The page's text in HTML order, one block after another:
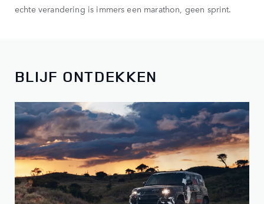
echte verandering is immers een marathon, geen sprint.
BLIJF ONTDEKKEN